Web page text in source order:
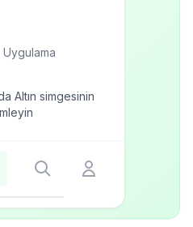
Altın simgesinin